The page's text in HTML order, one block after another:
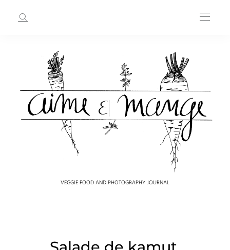
VEGGIE FOOD AND PHOTOGRAPHY JOURNAL